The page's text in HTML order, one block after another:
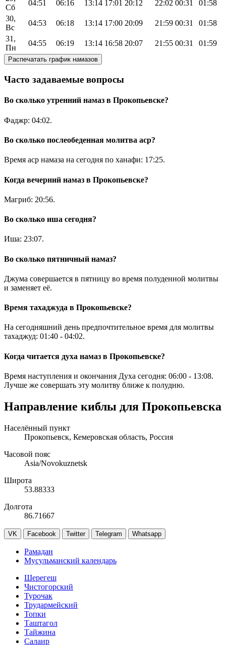
Сб
04:51 06:16 13:14 17:01 20:12 22:02 00:31
01:58
30,
Вс
04:53 06:18 13:14 17:00 20:09 21:59 00:31
01:58
31,
Пн
04:55 06:19 13:14 16:58 20:07 21:55 00:31 01:59
Распечатать график намазов
Часто задаваемые вопросы
Во сколько утренний намаз в Прокопьевске?
Фаджр: 04:02.
Во сколько послеобеденная молитва аср?
Время аср намаза на сегодня по ханафи: 17:25.
Когда вечерний намаз в Прокопьевске?
Магриб: 20:56.
Во сколько иша сегодня?
Иша: 23:07.
Во сколько пятничный намаз?
Джума совершается в пятницу во время полуденной молитвы
и заменяет её.
Время тахаджуда в Прокопьевске?
На сегодняшний день предпочтительное время для молитвы
тахаджуд: 01:40 - 04:02.
Когда читается духа намаз в Прокопьевске?
Время наступления и окончания Духа сегодня: 06:00 - 13:08.
Лучше же совершать эту молитву ближе к полудню.
Направление киблы для Прокопьевска
Населённый пункт
Прокопьевск, Кемеровская область, Россия
Часовой пояс
Asia/Novokuznetsk
Широта
53.88333
Долгота
86.71667
VK Facebook Twitter Telegram Whatsapp
Рамадан
Мусульманский календарь
Шерегеш
Чистогорский
Турочак
Трудармейский
Топки
Таштагол
Тайжина
Салаир